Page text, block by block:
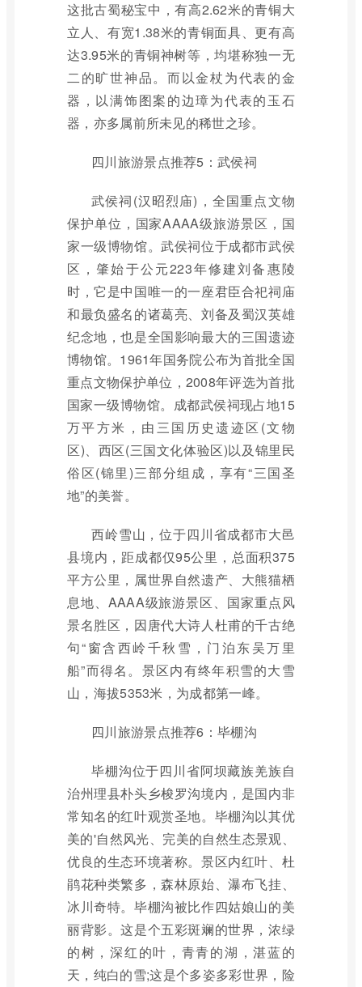
这批古蜀秘宝中，有高2.62米的青铜大
立人、有宽1.38米的青铜面具、更有高
达3.95米的青铜神树等，均堪称独一无
二的旷世神品。而以金杖为代表的金
器，以满饰图案的边璋为代表的玉石
器，亦多属前所未见的稀世之珍。
四川旅游景点推荐5：武侯祠
武侯祠(汉昭烈庙)，全国重点文物
保护单位，国家AAAA级旅游景区，国
家一级博物馆。武侯祠位于成都市武侯
区，肇始于公元223年修建刘备惠陵
时，它是中国唯一的一座君臣合祀祠庙
和最负盛名的诸葛亮、刘备及蜀汉英雄
纪念地，也是全国影响最大的三国遗迹
博物馆。1961年国务院公布为首批全国
重点文物保护单位，2008年评选为首批
国家一级博物馆。成都武侯祠现占地15
万平方米，由三国历史遗迹区(文物
区)、西区(三国文化体验区)以及锦里民
俗区(锦里)三部分组成，享有“三国圣
地”的美誉。
西岭雪山，位于四川省成都市大邑
县境内，距成都仅95公里，总面积375
平方公里，属世界自然遗产、大熊猫栖
息地、AAAA级旅游景区、国家重点风
景名胜区，因唐代大诗人杜甫的千古绝
句“窗含西岭千秋雪，门泊东吴万里
船”而得名。景区内有终年积雪的大雪
山，海拔5353米，为成都第一峰。
四川旅游景点推荐6：毕棚沟
毕棚沟位于四川省阿坝藏族羌族自
治州理县朴头乡梭罗沟境内，是国内非
常知名的红叶观赏圣地。毕棚沟以其优
美的'自然风光、完美的自然生态景观、
优良的生态环境著称。景区内红叶、杜
鹃花种类繁多，森林原始、瀑布飞挂、
冰川奇特。毕棚沟被比作四姑娘山的美
丽背影。这是个五彩斑斓的世界，浓绿
的树，深红的叶，青青的湖，湛蓝的
天，纯白的雪;这是个多姿多彩世界，险